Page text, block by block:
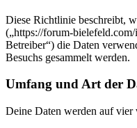
Diese Richtlinie beschreibt,
(„https://forum-
Betreiber“) die Daten
Besuchs gesammelt werden.
Umfang und Art der
Deine Daten werden auf vier